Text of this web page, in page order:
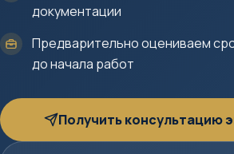
документации
Предварительно оцениваем
до начала работ
Получить консультацию